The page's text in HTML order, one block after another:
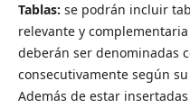
Tablas: se podrán incluir
relevante y
deberán ser denominadas
consecutivamente según
Además de estar